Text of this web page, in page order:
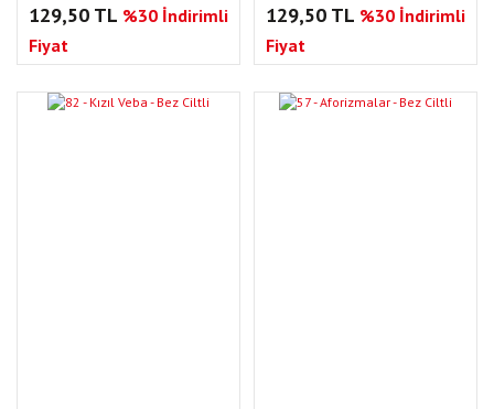
129,50 TL %30 İndirimli
Fiyat
129,50 TL %30 İndirimli
Fiyat